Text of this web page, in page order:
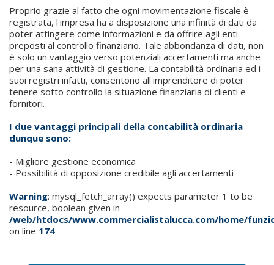
Proprio grazie al fatto che ogni movimentazione fiscale è
registrata, l'impresa ha a disposizione una infinità di dati da
poter attingere come informazioni e da offrire agli enti
preposti al controllo finanziario. Tale abbondanza di dati, non
è solo un vantaggio verso potenziali accertamenti ma anche
per una sana attività di gestione. La contabilità ordinaria ed i
suoi registri infatti, consentono all'imprenditore di poter
tenere sotto controllo la situazione finanziaria di clienti e
fornitori.
I due vantaggi principali della contabilità ordinaria
dunque sono:
- Migliore gestione economica
- Possibilità di opposizione credibile agli accertamenti
Warning: mysql_fetch_array() expects parameter 1 to be
resource, boolean given in
/web/htdocs/www.commercialistalucca.com/home/
on line 174